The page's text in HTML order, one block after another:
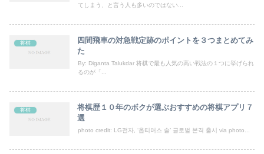
てしまう、と言う人も多いのではない...
将棋
四間飛車の対急戦定跡のポイントを３つまとめてみ
た
By: Diganta Talukdar 将棋で最も人気の高い戦法の１つに挙げられ
るのが「...
将棋
将棋歴１０年のボクが選ぶおすすめの将棋アプリ７
選
photo credit: LG전자, ‘옵티머스 솔’ 글로벌 본격 출시 via photo...